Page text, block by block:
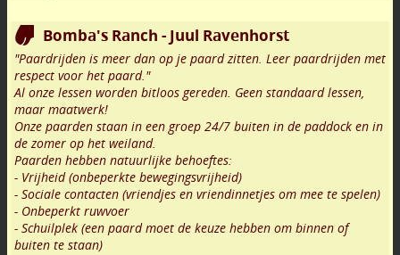
Bomba's Ranch - Juul Ravenhorst
"Paardrijden is meer dan op je paard zitten. Leer paardrijden met
respect voor het paard."
Al onze lessen worden bitloos gereden. Geen standaard lessen,
maar maatwerk!
Onze paarden staan in een groep 24/7 buiten in de paddock en in
de zomer op het weiland.
Paarden hebben natuurlijke behoeftes:
- Vrijheid (onbeperkte bewegingsvrijheid)
- Sociale contacten (vriendjes en vriendinnetjes om mee te spelen)
- Onbeperkt ruwvoer
- Schuilplek (een paard moet de keuze hebben om binnen of
buiten te staan)